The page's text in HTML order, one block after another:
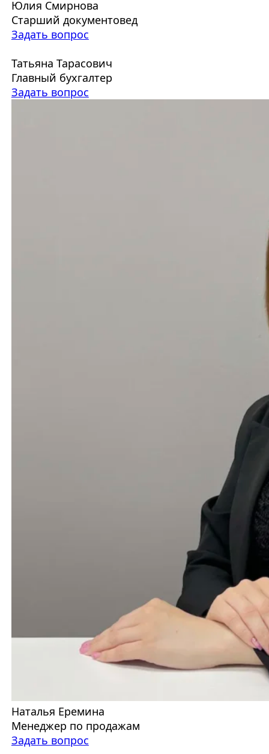
Юлия Смирнова
Старший документовед
Задать вопрос
Татьяна Тарасович
Главный бухгалтер
Задать вопрос
Наталья Еремина
Менеджер по продажам
Задать вопрос